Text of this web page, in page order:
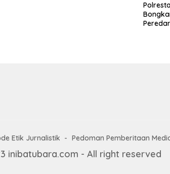
Etik Jurnalistik Pedoman Pemberitaan
inibatubara.com - All right reserved